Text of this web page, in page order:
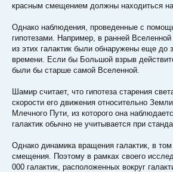
красным смещением должны находиться
Однако наблюдения, проведенные с
гипотезами. Например, в ранней
из этих галактик были обнаружены еще до
времени. Если бы Большой взрыв
были бы старше самой Вселенной.
Шамир считает, что гипотеза старения
скорости его движения относительно
Млечного Пути, из которого она
галактик обычно не учитывается при
Однако динамика вращения галактик, в
смещения. Поэтому в рамках своего
000 галактик, расположенных вокруг